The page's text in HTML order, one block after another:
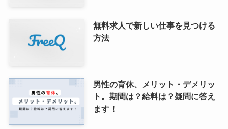
無料求人で新しい仕事を見つける
方法
男性の育休、メリット・デメリッ
ト。期間は？給料は？疑問に答え
ます！